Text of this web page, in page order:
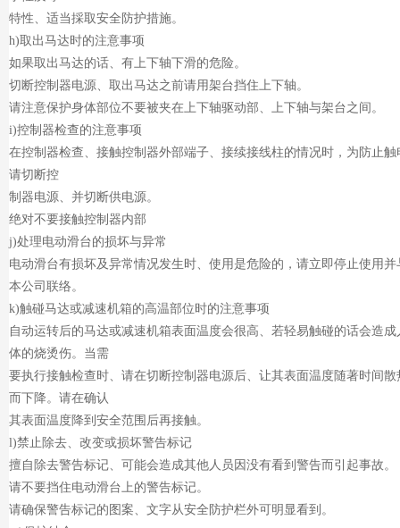
特性、适当採取安全防护措施。
h)取出马达时的注意事项
如果取出马达的话、有上下轴下滑的危险。
切断控制器电源、取出马达之前请用架台挡住上下轴。
请注意保护身体部位不要被夹在上下轴驱动部、上下轴与架台之间。
i)控制器检查的注意事项
在控制器检查、接触控制器外部端子、接续接线柱的情况时，为防止触
请切断控
制器电源、并切断供电源。
绝对不要接触控制器内部
j)处理电动滑台的损坏与异常
电动滑台有损坏及异常情况发生时、使用是危险的，请立即停止使用并
本公司联络。
k)触碰马达或减速机箱的高温部位时的注意事项
自动运转后的马达或减速机箱表面温度会很高、若轻易触碰的话会造成
体的烧烫伤。当需
要执行接触检查时、请在切断控制器电源后、让其表面温度随著时间散
而下降。请在确认
其表面温度降到安全范围后再接触。
l)禁止除去、改变或损坏警告标记
擅自除去警告标记、可能会造成其他人员因没有看到警告而引起事故。
请不要挡住电动滑台上的警告标记。
请确保警告标记的图案、文字从安全防护栏外可明显看到。